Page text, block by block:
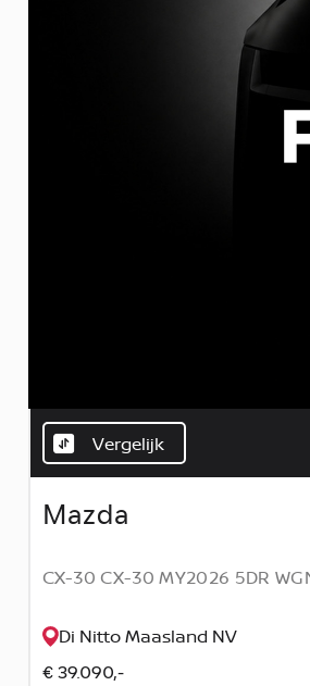
Vergelijk
Mazda
CX-30 CX-30 MY2026 5DR
Di Nitto Maasland NV
€ 39.090,-